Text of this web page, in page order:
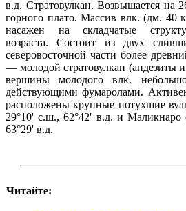
в.д. Стратовулкан. Возвышается на
горного плато. Массив влк. (дм. 40
насажен на складчатые
возраста. Состоит из двух
северовосточной части более
— молодой стратовулкан (андезиты
вершины молодого влк.
действующими фумаролами.
расположены крупные потухшие
29°10' с.ш., 62°42' в.д. и
63°29' в.д.
Читайте: